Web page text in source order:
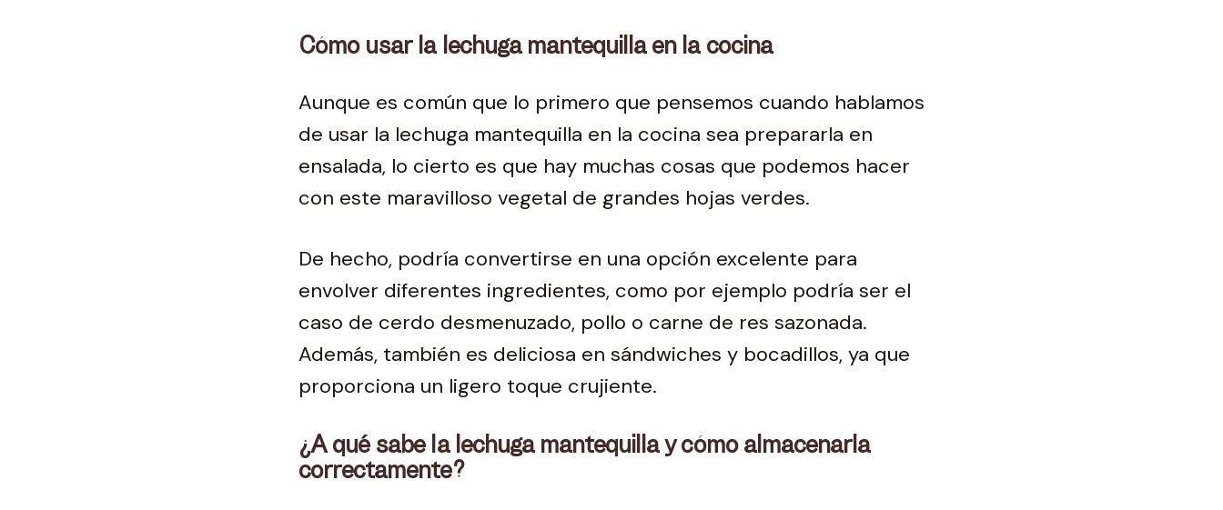
Cómo usar la lechuga mantequilla en la cocina
Aunque es común que lo primero que pensemos cuando hablamos
de usar la lechuga mantequilla en la cocina sea prepararla en
ensalada, lo cierto es que hay muchas cosas que podemos hacer
con este maravilloso vegetal de grandes hojas verdes.
De hecho, podría convertirse en una opción excelente para
envolver diferentes ingredientes, como por ejemplo podría ser el
caso de cerdo desmenuzado, pollo o carne de res sazonada.
Además, también es deliciosa en sándwiches y bocadillos, ya que
proporciona un ligero toque crujiente.
¿A qué sabe la lechuga mantequilla y cómo almacenarla
correctamente?